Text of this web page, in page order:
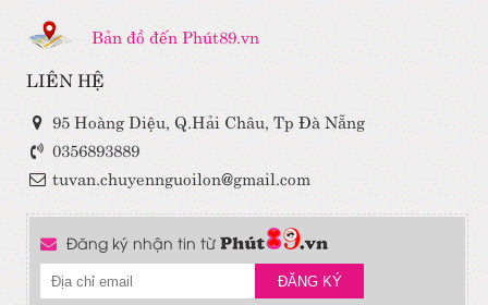
Bản đồ đến Phút89.vn
LIÊN HỆ
95 Hoàng Diệu, Q.Hải Châu, Tp Đà Nẵng
0356893889
tuvan.chuyennguoilon@gmail.com
Đăng ký nhận tin từ